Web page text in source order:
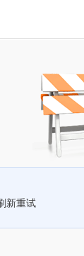
新重试